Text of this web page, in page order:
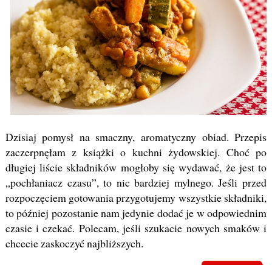
Dzisiaj pomysł na smaczny, aromatyczny obiad. Przepis
zaczerpnęłam z książki o kuchni żydowskiej. Choć po
długiej liście składników mogłoby się wydawać, że jest to
„pochłaniacz czasu”, to nic bardziej mylnego. Jeśli przed
rozpoczęciem gotowania przygotujemy wszystkie składniki,
to później pozostanie nam jedynie dodać je w odpowiednim
czasie i czekać. Polecam, jeśli szukacie nowych smaków i
chcecie zaskoczyć najbliższych.